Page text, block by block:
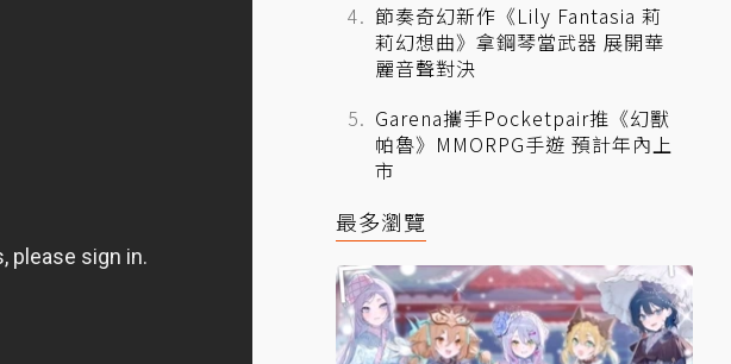
節奏奇幻新作《Lily Fantasia 莉
莉幻想曲》拿鋼琴當武器 展開華
麗音聲對決
Garena攜手Pocketpair推《幻獸
帕魯》MMORPG手遊 預計年內上
市
最多瀏覽